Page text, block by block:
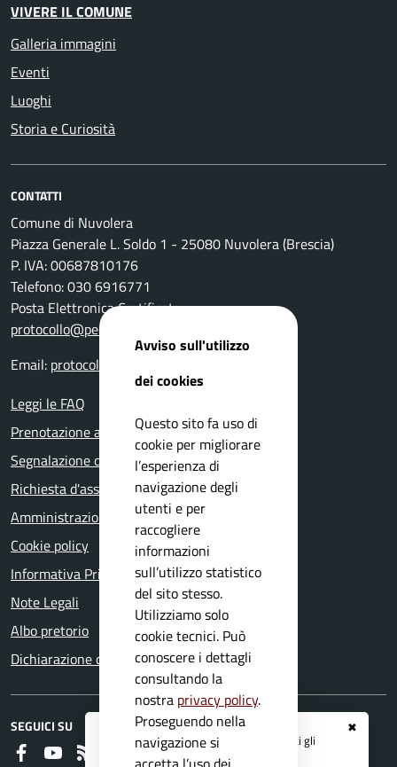
✖
Registrati ai serviziAPP IO
e ricevi tutti gli
aggiornamenti dall'Ente
VIVERE IL COMUNE
Galleria immagini
Eventi
Luoghi
Storia e Curiosità
CONTATTI
Comune di Nuvolera
Piazza Generale L. Soldo 1 - 25080 Nuvolera (Brescia)
P. IVA: 00687810176
Telefono: 030 6916771
Posta Elettronica Certificata:
protocollo@pec.comune.nuvolera.bs.it
Email: protocollo@comune.nuvolera.bs.it
Leggi le FAQ
Prenotazione appuntamento
Segnalazione disservizio
Richiesta d'assistenza
Amministrazione trasparente
Cookie policy
Informativa Privacy
Note Legali
Albo pretorio
Dichiarazione di accessibilità
SEGUICI SU
FaceboookYoutube
Avviso sull'utilizzo
dei cookies
Questo sito fa uso di
cookie per migliorare
l’esperienza di
navigazione degli
utenti e per
raccogliere
informazioni
sull’utilizzo statistico
del sito stesso.
Utilizziamo solo
cookie tecnici. Può
conoscere i dettagli
consultando la
nostra privacy policy.
Proseguendo nella
navigazione si